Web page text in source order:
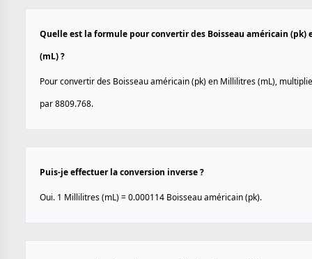
Quelle est la formule pour convertir des Boisseau américain
(mL) ?
Pour convertir des Boisseau américain (pk) en Millilitres (mL),
par 8809.768.
Puis-je effectuer la conversion inverse ?
Oui. 1 Millilitres (mL) = 0.000114 Boisseau américain (pk).